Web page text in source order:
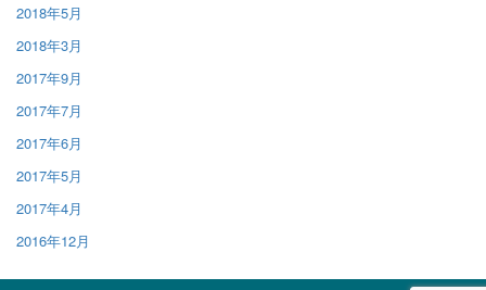
2018年5月
2018年3月
2017年9月
2017年7月
2017年6月
2017年5月
2017年4月
2016年12月